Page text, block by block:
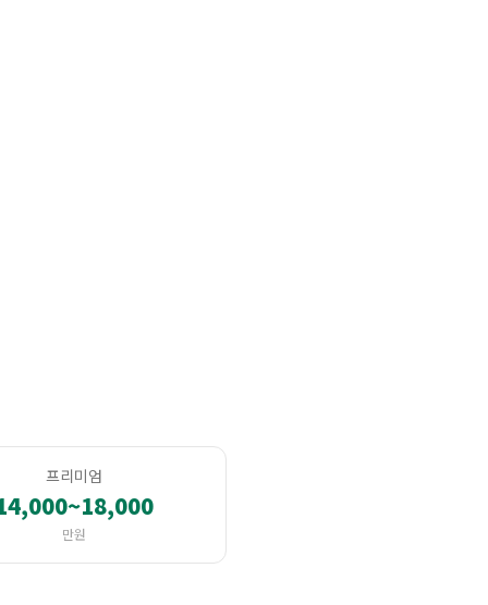
프리미엄
만원